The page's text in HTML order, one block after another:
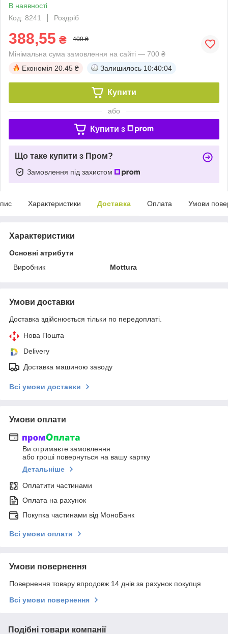
В наявності
Код: 8241
Роздріб
388,55 ₴ 409 ₴
Мінімальна сума замовлення на сайті — 700 ₴
Економія 20.45 ₴ Залишилось 10:40:04
Купити
або
Купити з
Що таке купити з Пром?
Замовлення під захистом
Характеристики Доставка Оплата Умови
Характеристики
Основні атрибути
Виробник
Mottura
Умови доставки
Доставка здійснюється тільки по передоплаті.
Нова Пошта
Delivery
Доставка машиною заводу
Всі умови доставки
Умови оплати
Ви отримаєте замовлення
або гроші повернуться на вашу картку
Детальніше
Оплатити частинами
Оплата на рахунок
Покупка частинами від МоноБанк
Всі умови оплати
Умови повернення
Повернення товару впродовж 14 днів за рахунок покупця
Всі умови повернення
Подібні товари компанії